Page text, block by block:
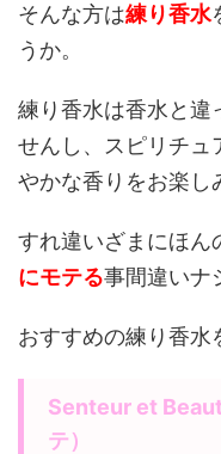
そんな方は練り香水
うか。
練り香水は香水と違
せんし、スピリチュ
やかな香りをお楽し
すれ違いざまにほん
にモテる事間違いナ
おすすめの練り香水
Senteur et
テ）